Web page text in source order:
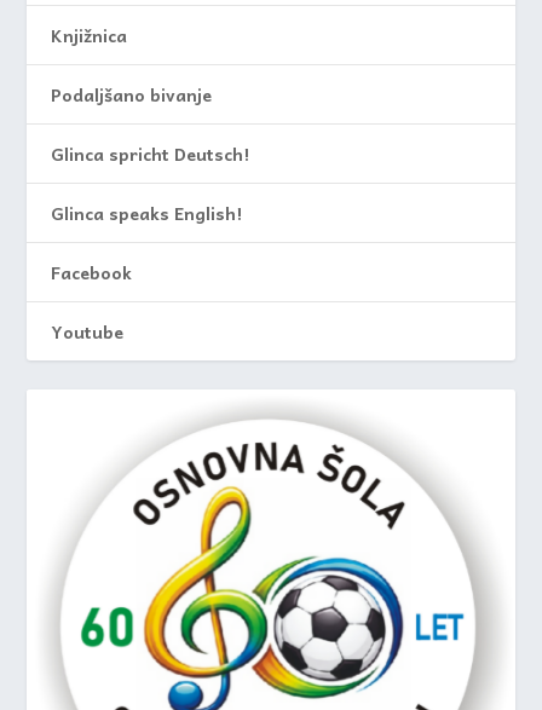
Knjižnica
Podaljšano bivanje
Glinca spricht Deutsch!
Glinca speaks English!
Facebook
Youtube